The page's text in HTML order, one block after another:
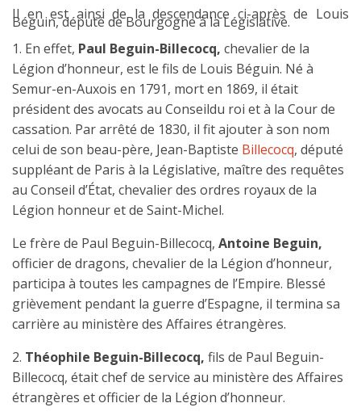
Il en est ainsi de la descendance ci-après de Louis
Béguin, député de Bourgogne à la Législative.
1. En effet, Paul Beguin-Billecocq, chevalier de la
Légion d’honneur, est le fils de Louis Béguin. Né à
Semur-en-Auxois en 1791, mort en 1869, il était
président des avocats au Conseildu roi et à la Cour de
cassation. Par arrêté de 1830, il fit ajouter à son nom
celui de son beau-père, Jean-Baptiste Billecocq, député
suppléant de Paris à la Législative, maître des requêtes
au Conseil d’État, chevalier des ordres royaux de la
Légion honneur et de Saint-Michel.
Le frère de Paul Beguin-Billecocq, Antoine Beguin,
officier de dragons, chevalier de la Légion d’honneur,
participa à toutes les campagnes de l’Empire. Blessé
grièvement pendant la guerre d’Espagne, il termina sa
carrière au ministère des Affaires étrangères.
2. Théophile Beguin-Billecocq, fils de Paul Beguin-
Billecocq, était chef de service au ministère des Affaires
étrangères et officier de la Légion d’honneur.